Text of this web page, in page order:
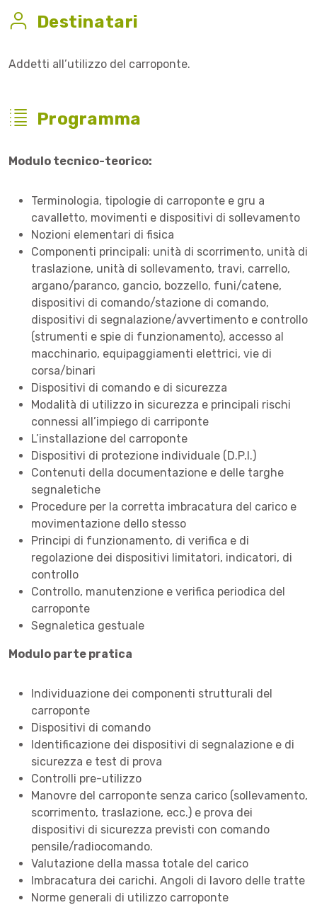
Destinatari
Addetti all’utilizzo del carroponte.
Programma
Modulo tecnico-teorico:
Terminologia, tipologie di carroponte e gru a
cavalletto, movimenti e dispositivi di sollevamento
Nozioni elementari di fisica
Componenti principali: unità di scorrimento, unità di
traslazione, unità di sollevamento, travi, carrello,
argano/paranco, gancio, bozzello, funi/catene,
dispositivi di comando/stazione di comando,
dispositivi di segnalazione/avvertimento e controllo
(strumenti e spie di funzionamento), accesso al
macchinario, equipaggiamenti elettrici, vie di
corsa/binari
Dispositivi di comando e di sicurezza
Modalità di utilizzo in sicurezza e principali rischi
connessi all’impiego di carriponte
L’installazione del carroponte
Dispositivi di protezione individuale (D.P.I.)
Contenuti della documentazione e delle targhe
segnaletiche
Procedure per la corretta imbracatura del carico e
movimentazione dello stesso
Principi di funzionamento, di verifica e di
regolazione dei dispositivi limitatori, indicatori, di
controllo
Controllo, manutenzione e verifica periodica del
carroponte
Segnaletica gestuale
Modulo parte pratica
Individuazione dei componenti strutturali del
carroponte
Dispositivi di comando
Identificazione dei dispositivi di segnalazione e di
sicurezza e test di prova
Controlli pre-utilizzo
Manovre del carroponte senza carico (sollevamento,
scorrimento, traslazione, ecc.) e prova dei
dispositivi di sicurezza previsti con comando
pensile/radiocomando.
Valutazione della massa totale del carico
Imbracatura dei carichi. Angoli di lavoro delle tratte
Norme generali di utilizzo carroponte